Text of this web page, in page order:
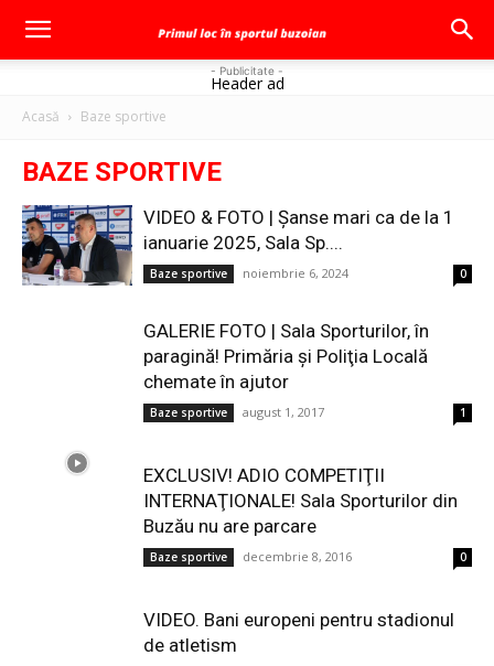
- Publicitate -
Header ad
Acasă Baze sportive
BAZE SPORTIVE
VIDEO & FOTO | Șanse mari ca de la 1
ianuarie 2025, Sala Sp....
Baze sportive noiembrie 6, 2024 0
GALERIE FOTO | Sala Sporturilor, în
paragină! Primăria şi Poliţia Locală
chemate în ajutor
Baze sportive august 1, 2017 1
EXCLUSIV! ADIO COMPETIŢII
INTERNAŢIONALE! Sala Sporturilor din
Buzău nu are parcare
Baze sportive decembrie 8, 2016 0
VIDEO. Bani europeni pentru stadionul
de atletism